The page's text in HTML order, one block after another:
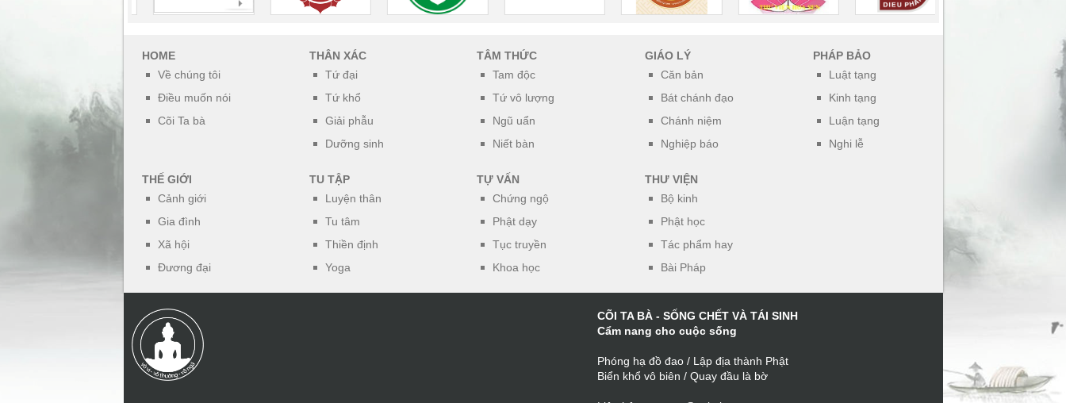
HOME
Về chúng tôi
Điều muốn nói
Cõi Ta bà
THÂN XÁC
Tứ đại
Tứ khổ
Giải phẫu
Dưỡng sinh
TÂM THỨC
Tam độc
Tứ vô lượng
Ngũ uẩn
Niết bàn
GIÁO LÝ
Căn bản
Bát chánh đạo
Chánh niệm
Nghiệp báo
PHÁP BẢO
Luật tạng
Kinh tạng
Luận tạng
Nghi lễ
THẾ GIỚI
Cảnh giới
Gia đình
Xã hội
Đương đại
TU TẬP
Luyện thân
Tu tâm
Thiền định
Yoga
TỰ VẤN
Chứng ngộ
Phật dạy
Tục truyền
Khoa học
THƯ VIỆN
Bộ kinh
Phật học
Tác phẩm hay
Bài Pháp
CÕI TA BÀ - SỐNG CHẾT VÀ TÁI SINH
Cẩm nang cho cuộc sống
Phóng hạ đồ đao / Lập địa thành Phật
Biển khổ vô biên / Quay đầu là bờ